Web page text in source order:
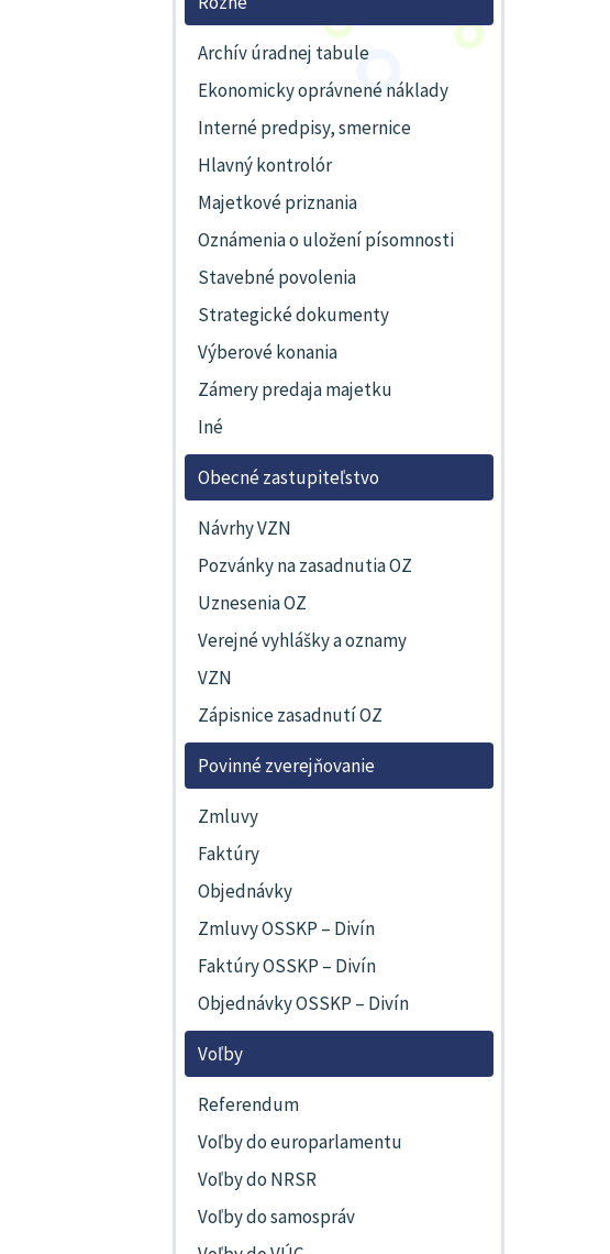
Archív úradnej tabule
Ekonomicky oprávnené náklady
Interné predpisy, smernice
Hlavný kontrolór
Majetkové priznania
Oznámenia o uložení písomnosti
Stavebné povolenia
Strategické dokumenty
Výberové konania
Zámery predaja majetku
Iné
Obecné zastupiteľstvo
Návrhy VZN
Pozvánky na zasadnutia OZ
Uznesenia OZ
Verejné vyhlášky a oznamy
VZN
Zápisnice zasadnutí OZ
Povinné zverejňovanie
Zmluvy
Faktúry
Objednávky
Zmluvy OSSKP – Divín
Faktúry OSSKP – Divín
Objednávky OSSKP – Divín
Voľby
Referendum
Voľby do europarlamentu
Voľby do NRSR
Voľby do samospráv